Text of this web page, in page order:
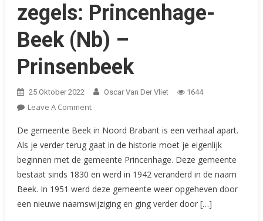
zegels: Princenhage-
Beek (Nb) –
Prinsenbeek
25 Oktober 2022 Oscar Van Der Vliet 1644
Leave A CommentOn
Uw
Gemeentelijke
Zegels:
Princenhage-
Beek
(Nb)
De gemeente Beek in Noord Brabant is een verhaal apart.
Als je verder terug gaat in de historie moet je eigenlijk
beginnen met de gemeente Princenhage. Deze gemeente
bestaat sinds 1830 en werd in 1942 veranderd in de naam
Beek. In 1951 werd deze gemeente weer opgeheven door
een nieuwe naamswijziging en ging verder door […]